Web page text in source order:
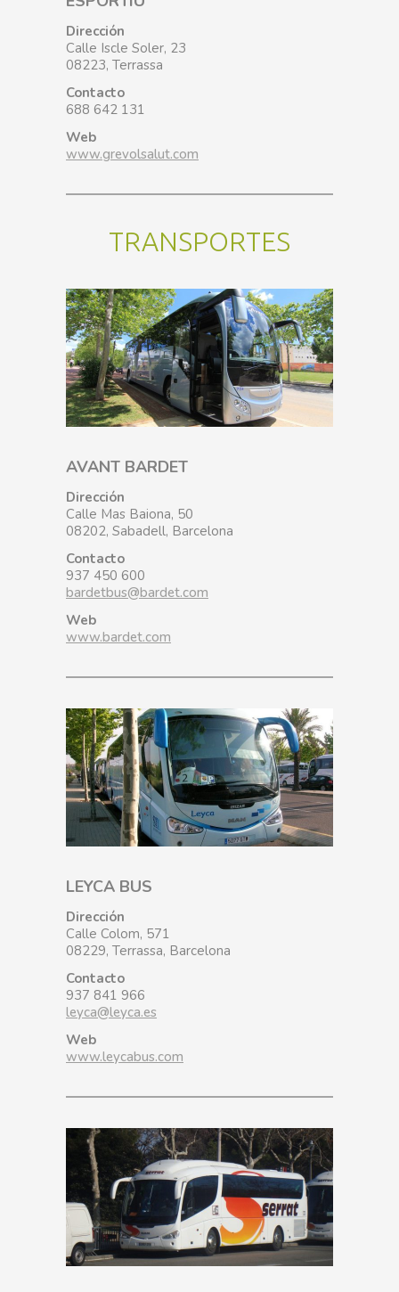
Dirección
Calle Iscle Soler, 23
08223, Terrassa
Contacto
688 642 131
Web
www.grevolsalut.com
TRANSPORTES
AVANT BARDET
Dirección
Calle Mas Baiona, 50
08202, Sabadell, Barcelona
Contacto
937 450 600
bardetbus@bardet.com
Web
www.bardet.com
LEYCA BUS
Dirección
Calle Colom, 571
08229, Terrassa, Barcelona
Contacto
937 841 966
leyca@leyca.es
Web
www.leycabus.com